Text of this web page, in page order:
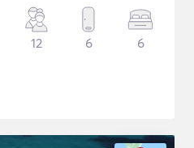
12 6 6